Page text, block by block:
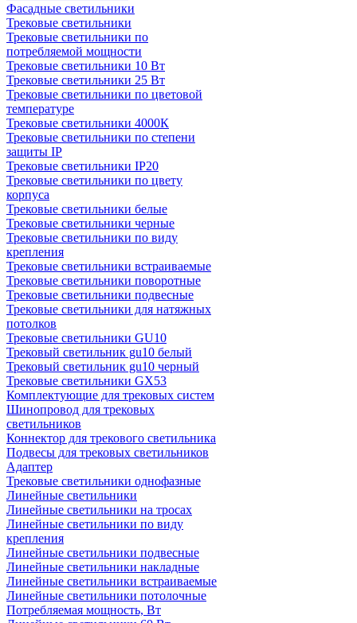
Фасадные светильники
Трековые светильники
Трековые светильники по
потребляемой мощности
Трековые светильники 10 Вт
Трековые светильники 25 Вт
Трековые светильники по цветовой
температуре
Трековые светильники 4000К
Трековые светильники по степени
защиты IP
Трековые светильники IP20
Трековые светильники по цвету
корпуса
Трековые светильники белые
Трековые светильники черные
Трековые светильники по виду
крепления
Трековые светильники встраиваемые
Трековые светильники поворотные
Трековые светильники подвесные
Трековые светильники для натяжных
потолков
Трековые светильники GU10
Трековый светильник gu10 белый
Трековый светильник gu10 черный
Трековые светильники GX53
Комплектующие для трековых систем
Шинопровод для трековых
светильников
Коннектор для трекового светильника
Подвесы для трековых светильников
Адаптер
Трековые светильники однофазные
Линейные светильники
Линейные светильники на тросах
Линейные светильники по виду
крепления
Линейные светильники подвесные
Линейные светильники накладные
Линейные светильники встраиваемые
Линейные светильники потолочные
Потребляемая мощность, Вт